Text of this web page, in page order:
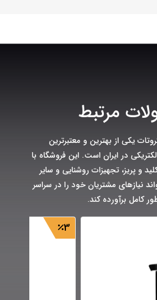
مرتبط
یکی از بهترین و معتبرترین
در ایران است. این فروشگاه با
و پریز، تجهیزات روشنایی و سایر
نیازهای مشتریان خود را در سراسر
کامل برآورده کند.
3